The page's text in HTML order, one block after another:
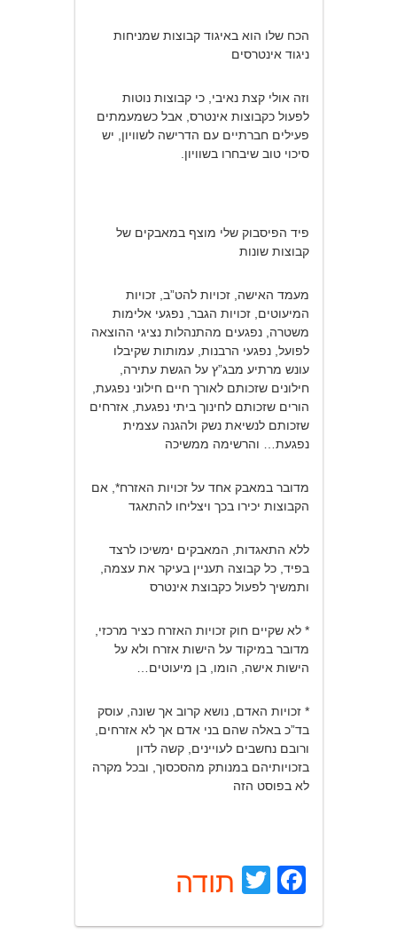
הכח שלו הוא באיגוד קבוצות שמניחות
ניגוד אינטרסים
וזה אולי קצת נאיבי, כי קבוצות נוטות
לפעול כקבוצות אינטרס, אבל כשמעמתים
פעילים חברתיים עם הדרישה לשוויון, יש
סיכוי טוב שיבחרו בשוויון.
פיד הפיסבוק שלי מוצף במאבקים של
קבוצות שונות
מעמד האישה, זכויות להט”ב, זכויות
המיעוטים, זכויות הגבר, נפגעי אלימות
משטרה, נפגעים מהתנהלות נציגי ההוצאה
לפועל, נפגעי הרבנות, עמותות שקיבלו
עונש מרתיע מבג”ץ על הגשת עתירה,
חילונים שזכותם לאורך חיים חילוני נפגעת,
הורים שזכותם לחינוך ביתי נפגעת, אזרחים
שזכותם לנשיאת נשק ולהגנה עצמית
נפגעת… והרשימה ממשיכה
מדובר במאבק אחד על זכויות האזרח*, אם
הקבוצות יכירו בכך ויצליחו להתאגד
ללא התאגדות, המאבקים ימשיכו לרצד
בפיד, כל קבוצה תעניין בעיקר את עצמה,
ותמשיך לפעול כקבוצת אינטרס
* לא שקיים חוק זכויות האזרח כציר מרכזי,
מדובר במיקוד על הישות אזרח ולא על
הישות אישה, הומו, בן מיעוטים…
* זכויות האדם, נושא קרוב אך שונה, עוסק
בד”כ באלה שהם בני אדם אך לא אזרחים,
ורובם נחשבים לעויינים, קשה לדון
בזכויותיהם במנותק מהסכסוך, ובכל מקרה
לא בפוסט הזה
Facebook
Twitter
תודה